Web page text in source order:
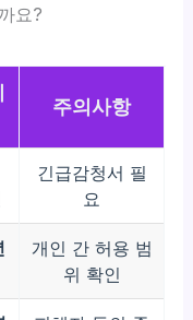
요?
주의사항
긴급감청서 필
요
개인 간 허용 범
위 확인